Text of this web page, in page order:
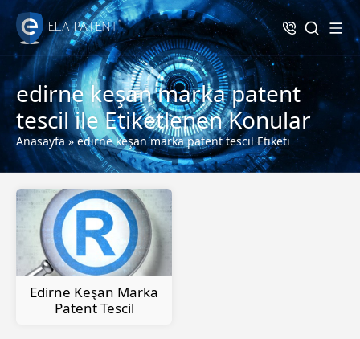
edirne keşan marka patent
tescil ile Etiketlenen Konular
Anasayfa»edirne keşan marka patent tescil Etiketi
Edirne Keşan Marka
Patent Tescil